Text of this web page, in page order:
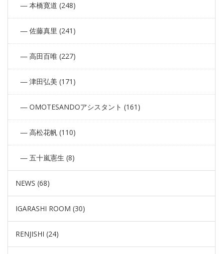
本橋寛道 (248)
佐藤真里 (241)
高田百唯 (227)
津田弘美 (171)
OMOTESANDOアシスタント (161)
高松花帆 (110)
五十嵐憲生 (8)
NEWS (68)
IGARASHI ROOM (30)
RENJISHI (24)